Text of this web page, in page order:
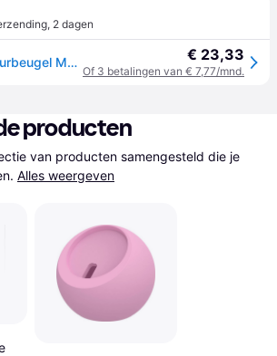
, 2 dagen
Joby GripTight Muurbeugel MagSafe € 23,33
Of 3 betalingen van € 7,77/mnd.
producten
van producten samengesteld die je
Alles weergeven